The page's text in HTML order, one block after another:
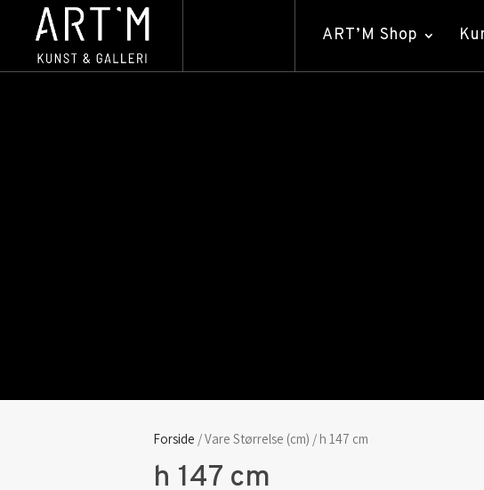
ART’M Shop
Forside / Vare Størrelse (cm) / h 147 cm
h 147 cm